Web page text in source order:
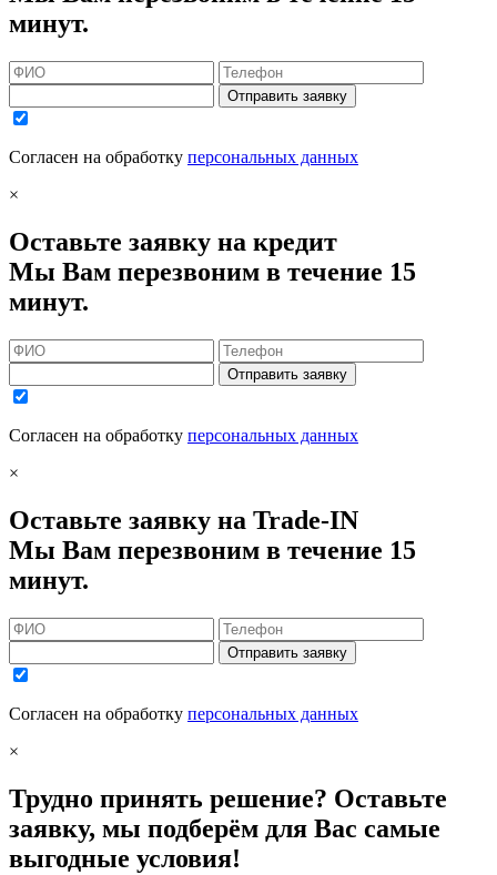
минут.
Отправить заявку
Согласен на обработку персональных данных
×
Оставьте заявку на кредит
Мы Вам перезвоним в течение 15
минут.
Отправить заявку
Согласен на обработку персональных данных
×
Оставьте заявку на Trade-IN
Мы Вам перезвоним в течение 15
минут.
Отправить заявку
Согласен на обработку персональных данных
×
Трудно принять решение? Оставьте
заявку, мы подберём для Вас самые
выгодные условия!